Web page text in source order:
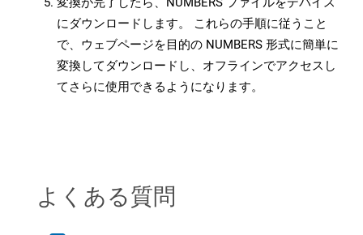
にダウンロードします。 これらの手順に従うこと
で、ウェブページを目的の NUMBERS 形式に簡単に
変換してダウンロードし、オフラインでアクセスし
てさらに使用できるようになります。
よくある質問